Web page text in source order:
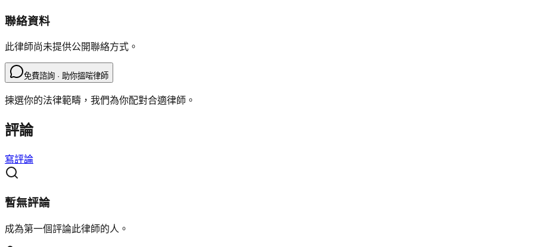
聯絡資料
此律師尚未提供公開聯絡方式。
免費諮詢 · 助你搵啱律師
揀選你的法律範疇，我們為你配對合適律師。
評論
寫評論
暫無評論
成為第一個評論此律師的人。